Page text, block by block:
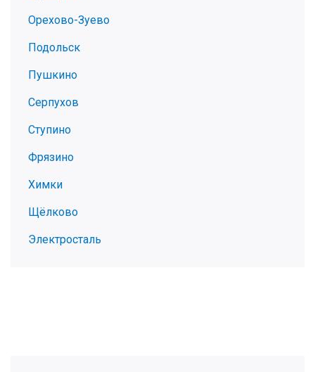
Орехово-Зуево
Подольск
Пушкино
Серпухов
Ступино
Фрязино
Химки
Щёлково
Электросталь